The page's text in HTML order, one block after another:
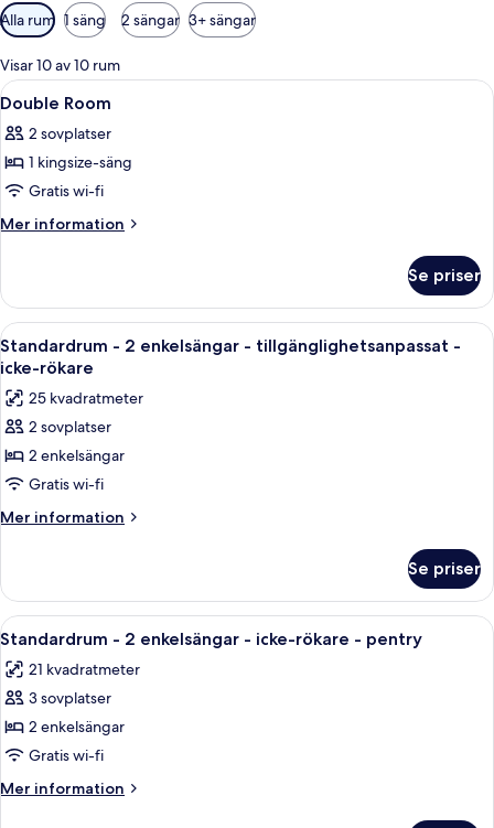
Tillgängliga
filter
för
rum
Alla rum 1 säng 2 sängar 3+ sängar
Visar 10 av 10 rum
Öppna
alla
foton
för
Double
Room
Ett hotellrum med en stor säng, ett
1
Double Room
2 sovplatser
1 kingsize-säng
Gratis wi-fi
Mer information
Mer
Room
Se priser
Öppna
alla
foton
för
Standardrum
-
2
enkelsängar
-
icke-
rökare
Ett hotellrum med en säng, en stol,
12
Standardrum - 2 enkelsängar - tillgänglighetsanpassat -
icke-rökare
25 kvadratmeter
2 sovplatser
2 enkelsängar
Gratis wi-fi
Mer information
Mer
-
enkelsängar
tillgänglighetsanpassat
rökare
Se priser
Öppna
alla
foton
för
Standardrum
-
2
enkelsängar
Ett hotellrum med en säng, ett litet
11
Standardrum - 2 enkelsängar - icke-rökare - pentry
21 kvadratmeter
3 sovplatser
2 enkelsängar
Gratis wi-fi
Mer information
Mer